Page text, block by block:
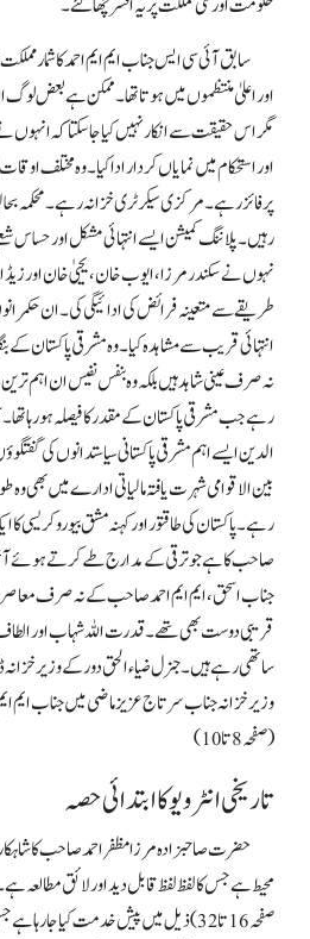
سابق آئی سی ایس جناب ایم ایم احمد کاشمار
اور اعلیٰ منتظموں میں ہوتا تھا۔ ممکن ہے بعض
مگر اس حقیقت سے انکار نہیں کیا جا سکتا کہ انہوں نے
اور استحکام میں نمایاں کردار ادا کیا۔ وہ مختلف
پر فائز رہے۔ مرکزی سیکرٹری خزانہ رہے۔ محکمہ
رہیں۔ پلاننگ کمیشن ایسے انتہائی مشکل اور حساس
نہوں نے سکندر مرزا، ایوب خان، یحییٰ خان اور
طریقے سے متعینہ فرائض کی ادائیگی کی۔ ان
انتہائی قریب سے مشاہدہ کیا۔ وہ مشرقی پاکستان
نہ صرف عینی شاہد ہیں بلکہ وہ بنفس نفیس ان اہم
رہے جب مشرقی پاکستان کے مقدر کا فیصلہ ہو رہا
الدین ایسے اہم مشرقی پاکستانی سیاستدانوں کی
بین الاقوامی شہرت یافتہ مالیاتی ادارے میں
رہے۔ پاکستان کی طاقتور اور کہنہ مشق بیوروکریسی
صاحب کا ہے جو ترقی کے مدارج طے کرتے ہوئے
جناب اسحق، ایم ایم احمد صاحب کے نہ صرف
قریبی دوست بھی تھے۔ قدرت اللہ شہاب اور
ساتھی رہے ہیں۔ جنرل ضیاء الحق دور کے وزیر خزانہ
وزیر خزانہ جناب سرتاج عزیز ماضی میں جناب ایم
(صفحہ8تا10)
تاریخی انٹرویو کا ابتدائی حصہ
محیط ہے جس کا لفظ لفظ قابل دید اور لائق مطالعہ
صفحہ16تا32) ذیل میں پیش خدمت کیا